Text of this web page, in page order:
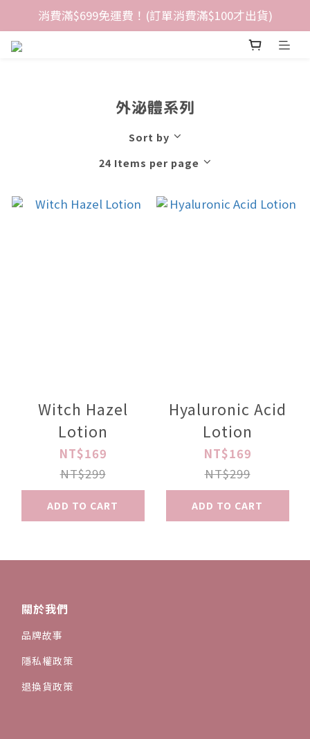
消費滿$699免運費！(訂單消費滿$100才出貨)
外泌體系列
Sort by
24 Items per page
Witch Hazel
Lotion
NT$169
NT$299
ADD TO CART
Hyaluronic Acid
Lotion
NT$169
NT$299
ADD TO CART
關於我們
品牌故事
隱私權政策
退換貨政策